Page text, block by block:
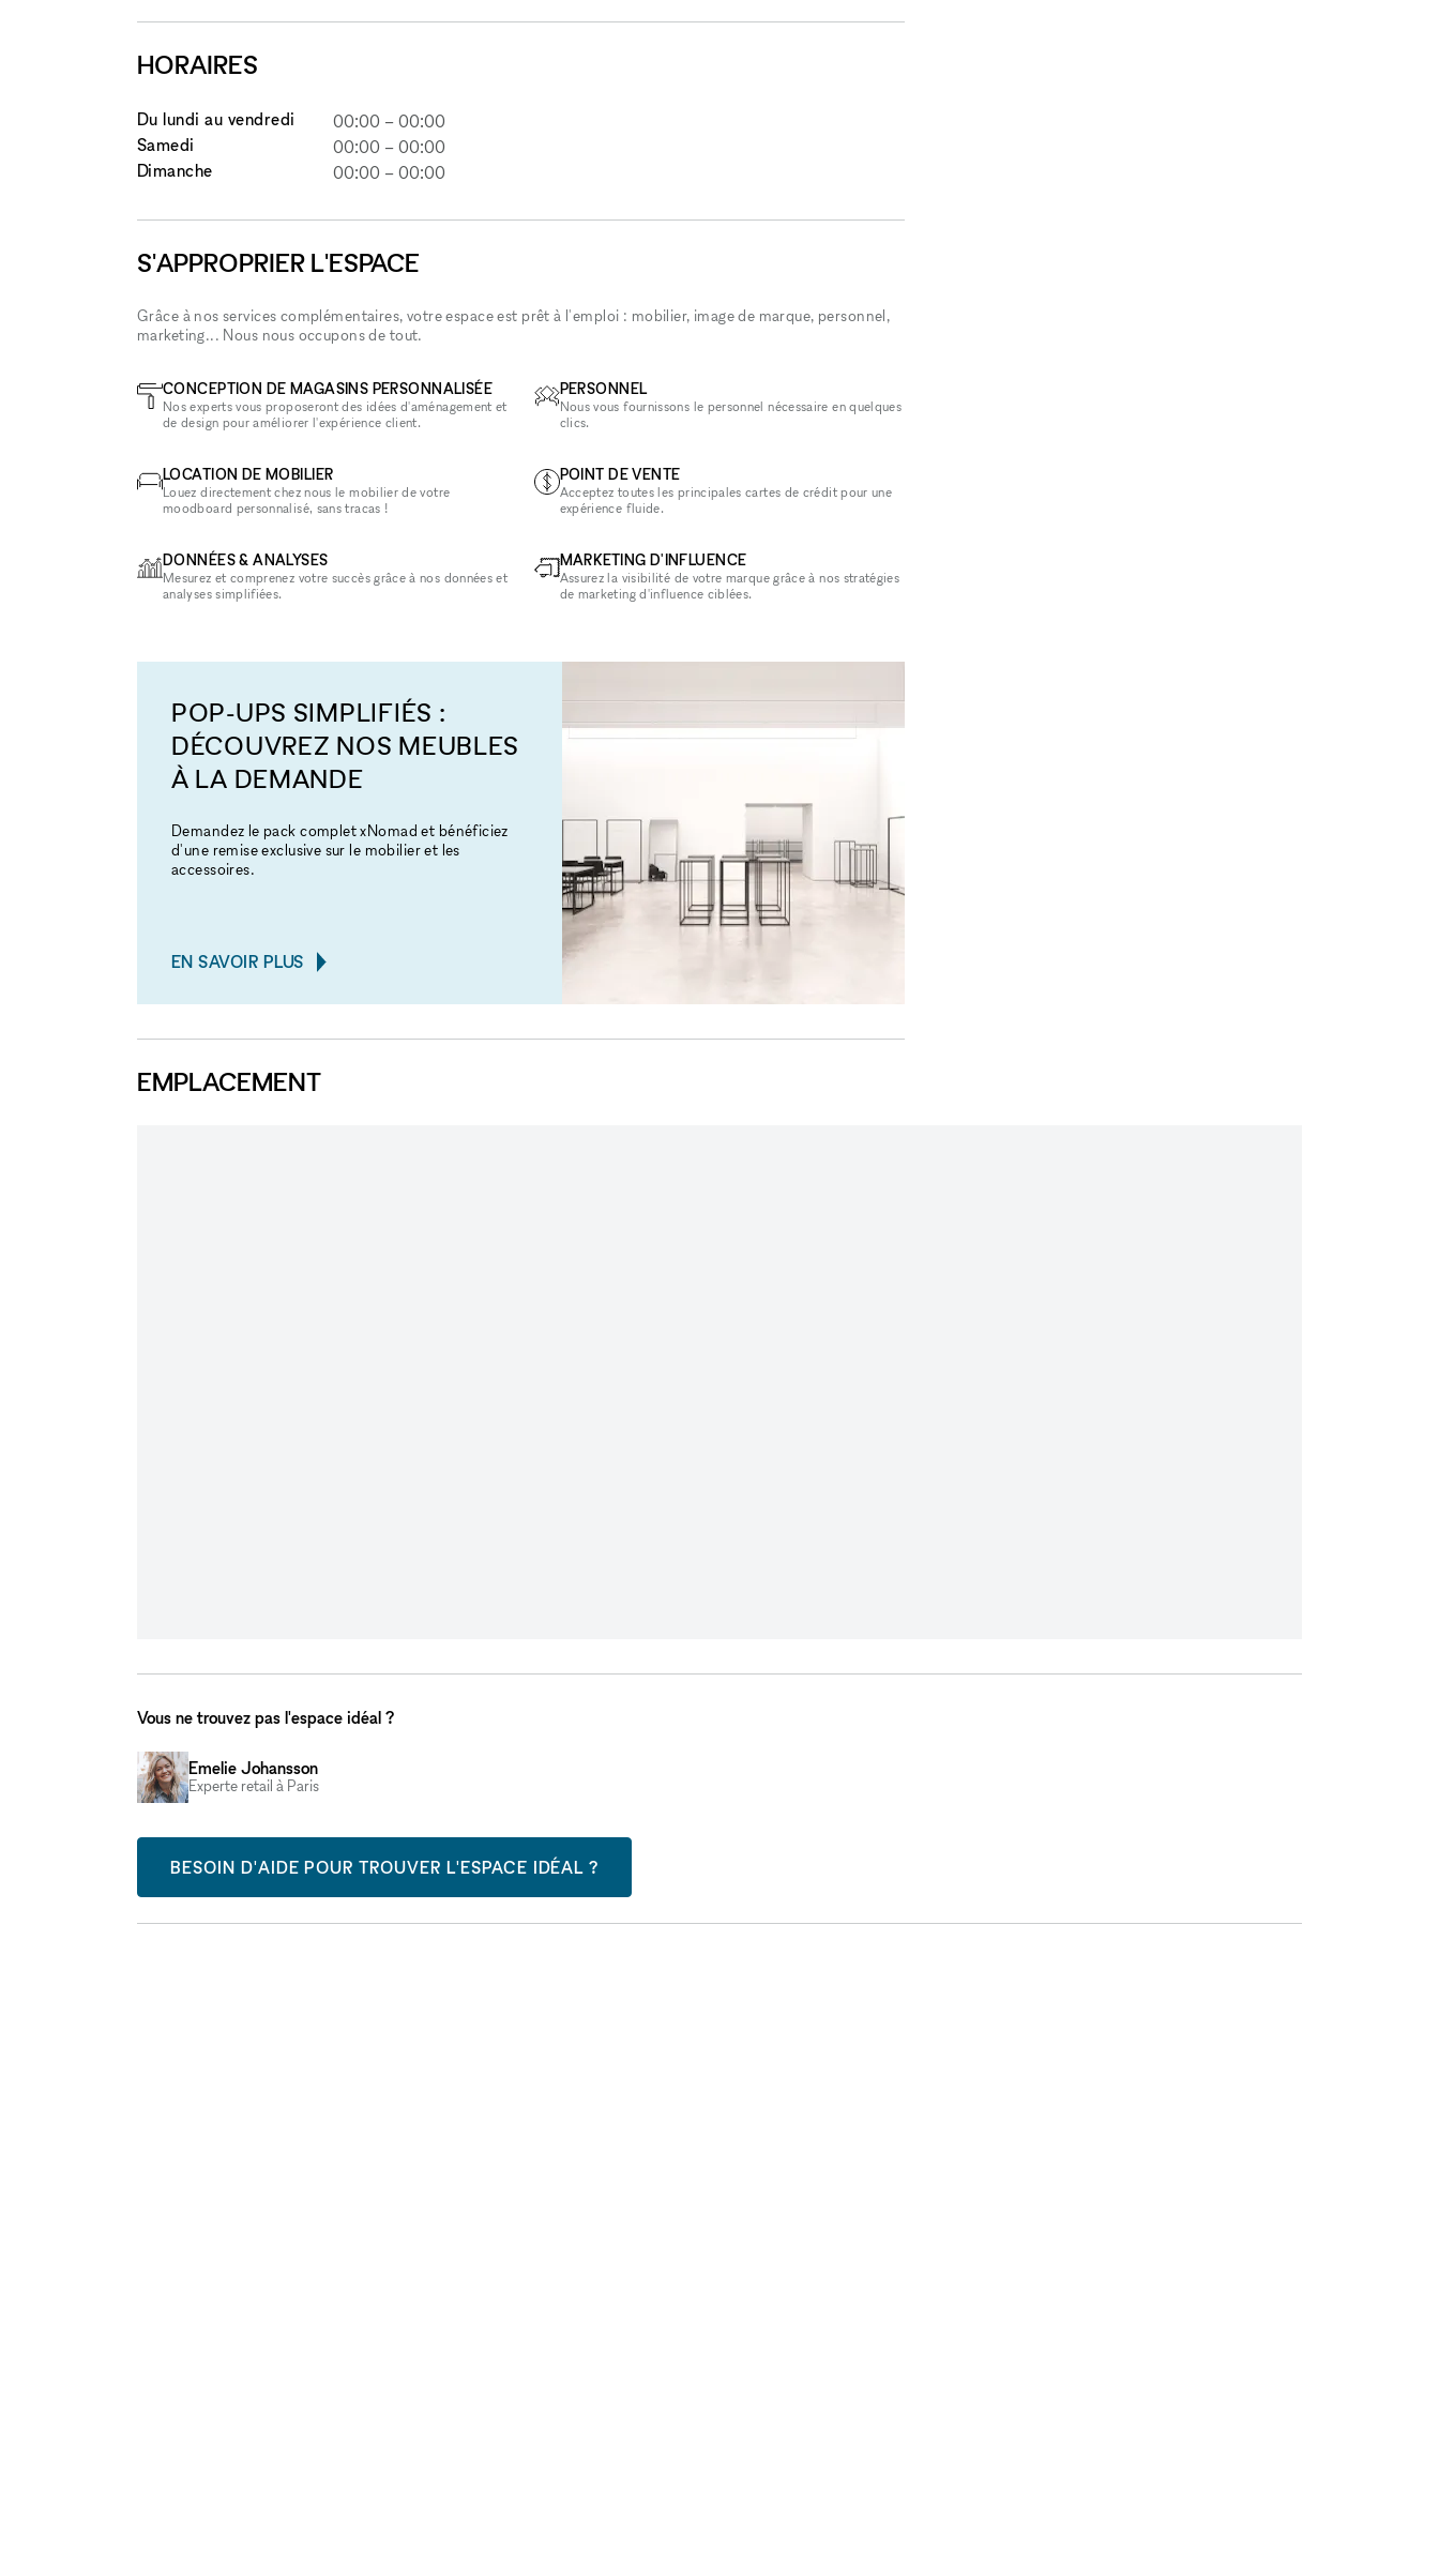
HORAIRES
Du lundi au vendredi 00:00 –00:00
Samedi
00:00 –00:00
Dimanche
00:00 –00:00
S'APPROPRIER L'ESPACE
Grâce à nos services complémentaires, votre espace est prêt à l'emploi : mobilier, image de marque, personnel,
marketing... Nous nous occupons de tout.
CONCEPTION DE MAGASINS PERSONNALISÉE
Nos experts vous proposeront des idées d'aménagement et
de design pour améliorer l'expérience client.
LOCATION DE MOBILIER
Louez directement chez nous le mobilier de votre
moodboard personnalisé, sans tracas !
DONNÉES & ANALYSES
Mesurez et comprenez votre succès grâce à nos données et
analyses simplifiées.
PERSONNEL
Nous vous fournissons le personnel nécessaire en quelques
clics.
POINT DE VENTE
Acceptez toutes les principales cartes de crédit pour une
expérience fluide.
MARKETING D'INFLUENCE
Assurez la visibilité de votre marque grâce à nos stratégies
de marketing d'influence ciblées.
POP-UPS SIMPLIFIÉS :
DÉCOUVREZ NOS MEUBLES
À LA DEMANDE
Demandez le pack complet xNomad et bénéficiez
d'une remise exclusive sur le mobilier et les
accessoires.
EN SAVOIR PLUS
EMPLACEMENT
Vous ne trouvez pas l'espace idéal ?
Emelie Johansson
Experte retail à Paris
BESOIN D'AIDE POUR TROUVER L'ESPACE IDÉAL ?